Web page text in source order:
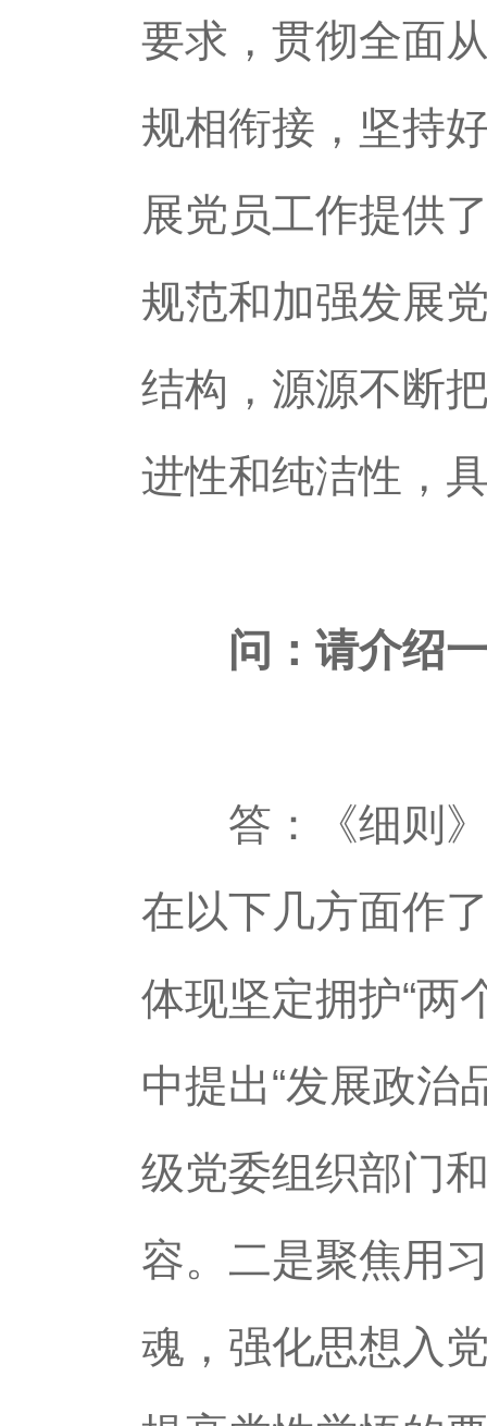
要求，贯彻全面
规相衔接，坚持
展党员工作提供
规范和加强发展
结构，源源不断
进性和纯洁性，
问：请介绍一
答：《细则》
在以下几方面作
体现坚定拥护“两
中提出“发展政治
级党委组织部门
容。二是聚焦用
魂，强化思想入